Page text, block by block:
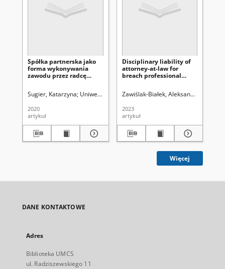
Spółka partnerska jako
forma wykonywania
zawodu przez radcę
form of working as a
Sugier, Katarzyna Uniwersytet Marii Curie-Skłodowskiej (Lublin).
2020
artykuł
Disciplinary liability of
attorney-at-law for
breach professional
Zawiślak-Białek, Aleksandra
2023
artykuł
Więcej
DANE KONTAKTOWE
Adres
Biblioteka UMCS
ul. Radziszewskiego 11